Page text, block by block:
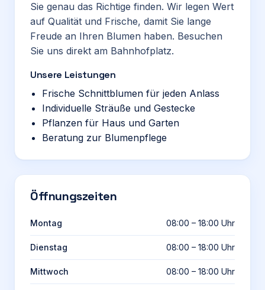
Sie genau das Richtige finden. Wir legen Wert
auf Qualität und Frische, damit Sie lange
Freude an Ihren Blumen haben. Besuchen
Sie uns direkt am Bahnhofplatz.
Unsere Leistungen
Frische Schnittblumen für jeden Anlass
Individuelle Sträuße und Gestecke
Pflanzen für Haus und Garten
Beratung zur Blumenpflege
Öffnungszeiten
Montag 08:00 – 18:00 Uhr
Dienstag 08:00 – 18:00 Uhr
Mittwoch 08:00 – 18:00 Uhr